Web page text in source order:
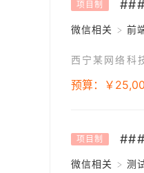
项目制
微信相关 > 前
预算：￥
项目制
微信相关 > 测